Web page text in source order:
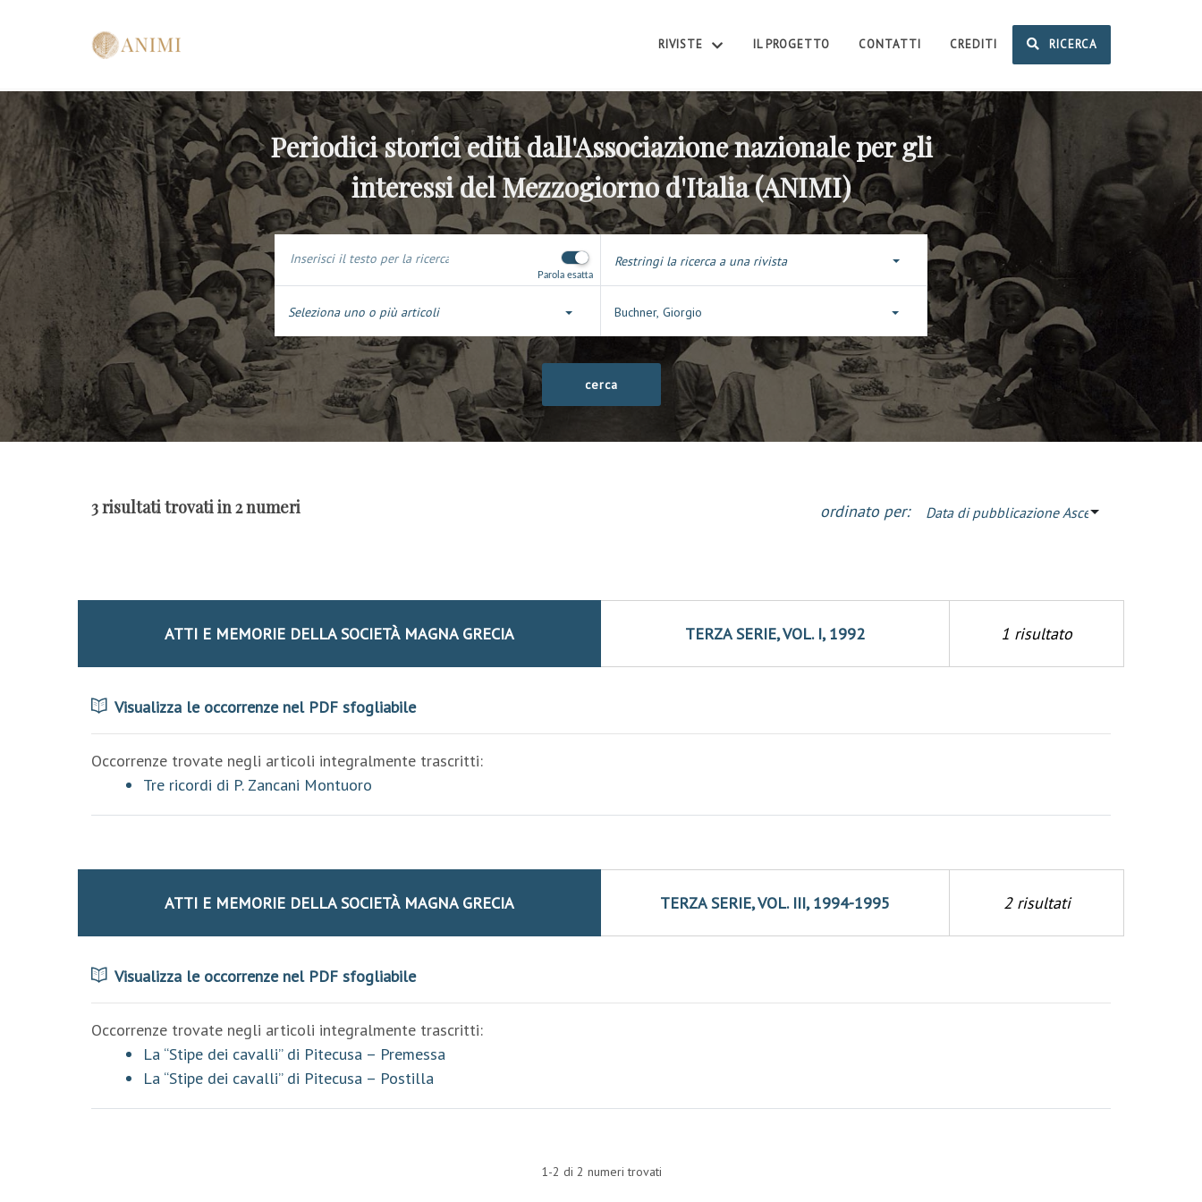
RIVISTE IL PROGETTO CONTATTI CREDITI RICERCA
Periodici storici editi dall'Associazione nazionale per gli
interessi del Mezzogiorno d'Italia (ANIMI)
Parola esatta
Restringi la ricerca a una rivista
Seleziona uno o più articoli Buchner, Giorgio
3 risultati trovati in 2 numeri ordinato per: Data di pubblicazione Ascendente
ATTI E MEMORIE DELLA SOCIETÀ MAGNA GRECIA TERZA SERIE, VOL. I, 1992 1 risultato
Visualizza le occorrenze nel PDF sfogliabile
Occorrenze trovate negli articoli integralmente trascritti:
Tre ricordi di P. Zancani Montuoro
ATTI E MEMORIE DELLA SOCIETÀ MAGNA GRECIA TERZA SERIE, VOL. III, 1994-1995 2 risultati
Visualizza le occorrenze nel PDF sfogliabile
Occorrenze trovate negli articoli integralmente trascritti:
La “Stipe dei cavalli” di Pitecusa – Premessa
La “Stipe dei cavalli” di Pitecusa – Postilla
1-2 di 2 numeri trovati